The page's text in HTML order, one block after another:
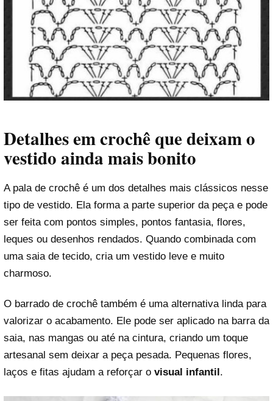
Detalhes em crochê que deixam o
vestido ainda mais bonito
A pala de crochê é um dos detalhes mais clássicos nesse
tipo de vestido. Ela forma a parte superior da peça e pode
ser feita com pontos simples, pontos fantasia, flores,
leques ou desenhos rendados. Quando combinada com
uma saia de tecido, cria um vestido leve e muito
charmoso.
O barrado de crochê também é uma alternativa linda para
valorizar o acabamento. Ele pode ser aplicado na barra da
saia, nas mangas ou até na cintura, criando um toque
artesanal sem deixar a peça pesada. Pequenas flores,
laços e fitas ajudam a reforçar o visual infantil.